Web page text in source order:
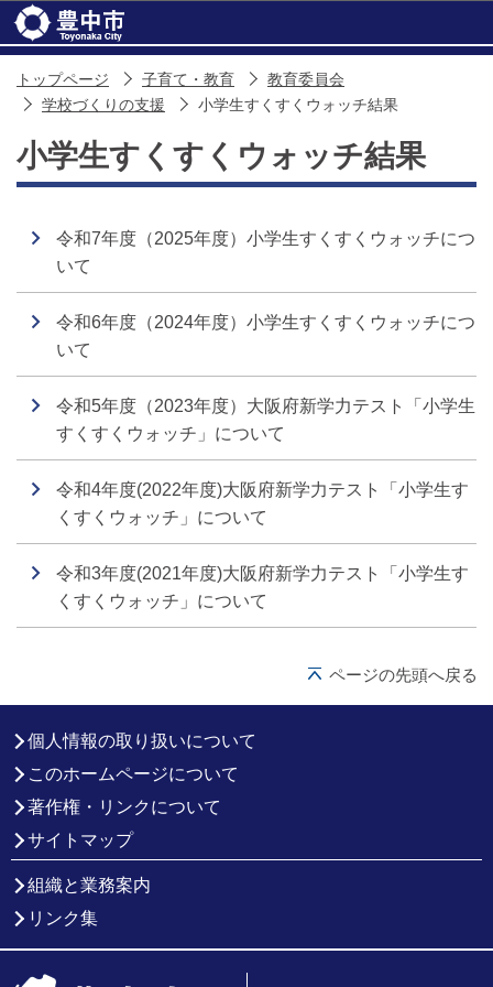
トップページ 子育て・教育
教育委員会
学校づくりの支援
小学生すくすくウォッチ結果
小学生すくすくウォッチ結果
令和7年度（2025年度）小学生すくすくウォッチにつ
いて
令和6年度（2024年度）小学生すくすくウォッチにつ
いて
令和5年度（2023年度）大阪府新学力テスト「小学生
すくすくウォッチ」について
令和4年度(2022年度)大阪府新学力テスト「小学生す
くすくウォッチ」について
令和3年度(2021年度)大阪府新学力テスト「小学生す
くすくウォッチ」について
ページの先頭へ戻る
個人情報の取り扱いについて
このホームページについて
著作権・リンクについて
サイトマップ
組織と業務案内
リンク集